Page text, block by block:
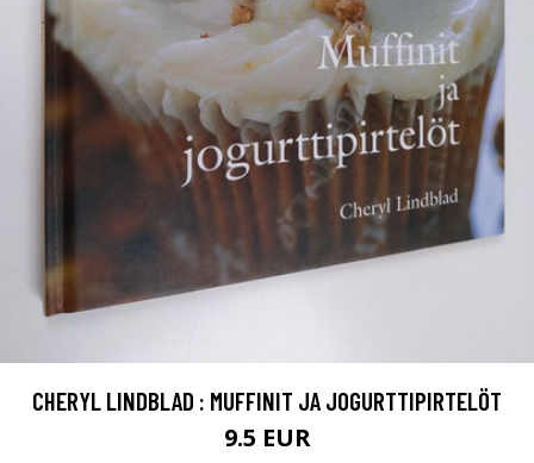
CHERYL LINDBLAD : MUFFINIT JA JOGURTTIPIRTELÖT
9.5 EUR